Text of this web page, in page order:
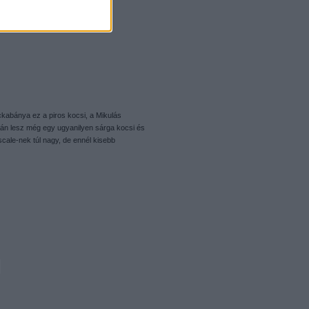
ez a piros kocsi, a Mikulás
lesz még egy ugyanilyen sárga kocsi és
nek túl nagy, de ennél kisebb